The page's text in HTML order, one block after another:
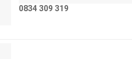
0834 309 319